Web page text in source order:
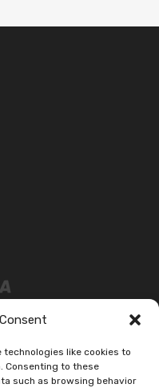
technologies like cookies to
Consenting to these
such as browsing behavior